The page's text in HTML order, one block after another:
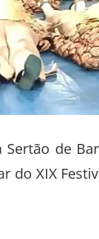
de
do XIX